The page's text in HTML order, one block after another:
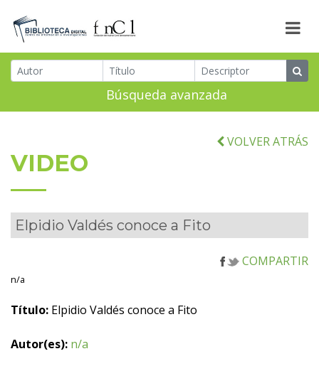
Búsqueda avanzada
VOLVER ATRÁS
VIDEO
Elpidio Valdés conoce a Fito
COMPARTIR
n/a
Título: Elpidio Valdés conoce a Fito
Autor(es): n/a